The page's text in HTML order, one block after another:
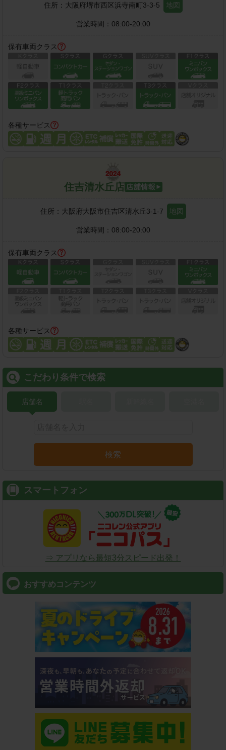
住所： 大阪府堺市西区浜寺南町3-3-5 地図
営業時間： 08:00-20:00
保有車両クラス
各種サービス
住吉清水丘店
住所： 大阪府大阪市住吉区清水丘3-1-7 地図
営業時間： 08:00-20:00
保有車両クラス
各種サービス
こだわり条件で検索
店舗名
検索
スマートフォン
⇒ アプリなら最短3分スピード出発！
おすすめコンテンツ